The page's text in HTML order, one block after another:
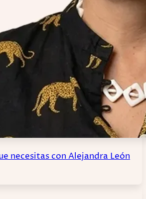
necesitas con Alejandra León